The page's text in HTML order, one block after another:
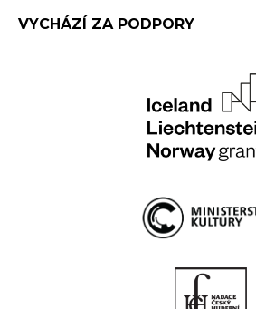
VYCHÁZÍ ZA PODPORY